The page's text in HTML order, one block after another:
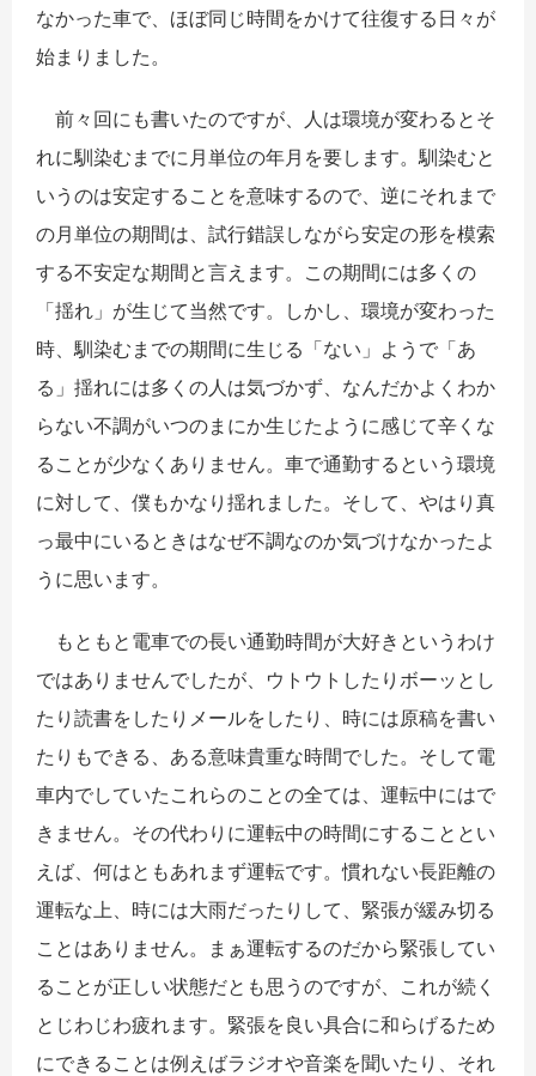
なかった車で、ほぼ同じ時間をかけて往復する日々が
始まりました。
前々回にも書いたのですが、人は環境が変わるとそ
れに馴染むまでに月単位の年月を要します。馴染むと
いうのは安定することを意味するので、逆にそれまで
の月単位の期間は、試行錯誤しながら安定の形を模索
する不安定な期間と言えます。この期間には多くの
「揺れ」が生じて当然です。しかし、環境が変わった
時、馴染むまでの期間に生じる「ない」ようで「あ
る」揺れには多くの人は気づかず、なんだかよくわか
らない不調がいつのまにか生じたように感じて辛くな
ることが少なくありません。車で通勤するという環境
に対して、僕もかなり揺れました。そして、やはり真
っ最中にいるときはなぜ不調なのか気づけなかったよ
うに思います。
もともと電車での長い通勤時間が大好きというわけ
ではありませんでしたが、ウトウトしたりボーッとし
たり読書をしたりメールをしたり、時には原稿を書い
たりもできる、ある意味貴重な時間でした。そして電
車内でしていたこれらのことの全ては、運転中にはで
きません。その代わりに運転中の時間にすることとい
えば、何はともあれまず運転です。慣れない長距離の
運転な上、時には大雨だったりして、緊張が緩み切る
ことはありません。まぁ運転するのだから緊張してい
ることが正しい状態だとも思うのですが、これが続く
とじわじわ疲れます。緊張を良い具合に和らげるため
にできることは例えばラジオや音楽を聞いたり、それ